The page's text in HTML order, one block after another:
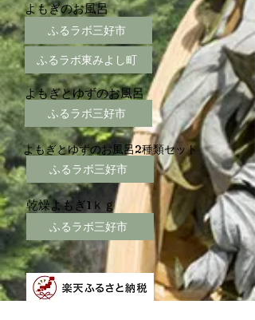
よもぎのお風呂
ふるラボ三好市
ふるラボ東みよし町
よもぎとゆずのお風呂
ふるラボ三好市
よもぎとゆずのお風呂2種類セット
ふるラボ三好市
乾燥よもぎ1ｋｇ
ふるラボ三好市